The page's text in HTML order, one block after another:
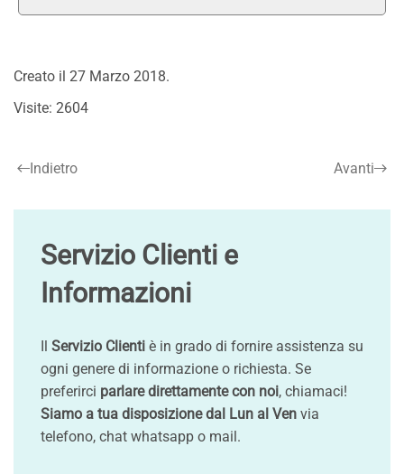
Creato il 27 Marzo 2018.
Visite: 2604
Indietro Avanti
Servizio Clienti e
Informazioni
Il Servizio Clienti è in grado di fornire assistenza su
ogni genere di informazione o richiesta. Se
preferirci parlare direttamente con noi, chiamaci!
Siamo a tua disposizione dal Lun al Ven via
telefono, chat whatsapp o mail.